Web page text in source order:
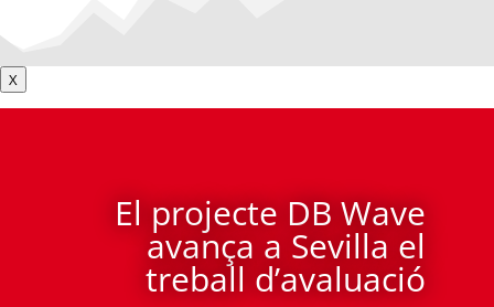
X
El projecte DB Wave
avança a Sevilla el
treball d’avaluació